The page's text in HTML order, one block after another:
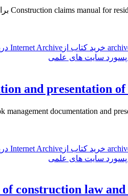
| پسورد سایت های علمی
| پسورد سایت های علمی